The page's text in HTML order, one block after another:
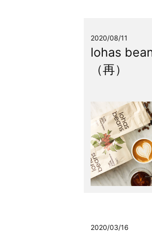
2020/08/11
lohas
（再）
2020/03/16